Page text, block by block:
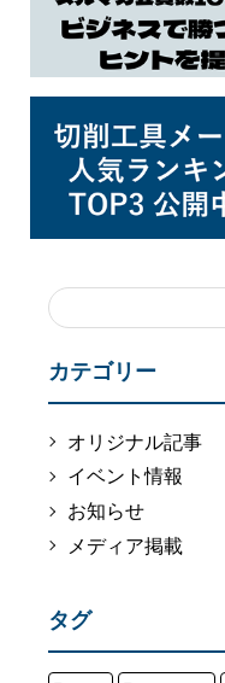
カテゴリー
オリジナル記事
イベント情報
お知らせ
メディア掲載
タグ